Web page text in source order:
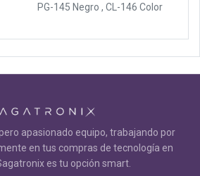
PG-145 Negro , CL-146 Color
apasionado equipo, trabajando por
en tus compras de tecnología en
es tu opción smart.